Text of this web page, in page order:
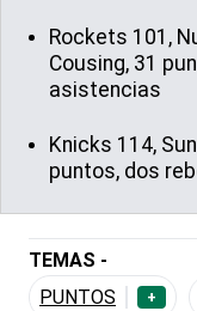
Rockets 101,
Cousing, 31
asistencias
Knicks 114,
puntos, dos
TEMAS -
PUNTOS
+